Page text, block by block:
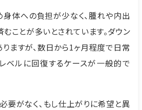
体への負担が少なく、腫れや内出
ことが多いとされています。ダウン
ますが、数日から1ヶ月程度で日常
ベルに回復するケースが一般的で
要がなく、もし仕上がりに希望と異